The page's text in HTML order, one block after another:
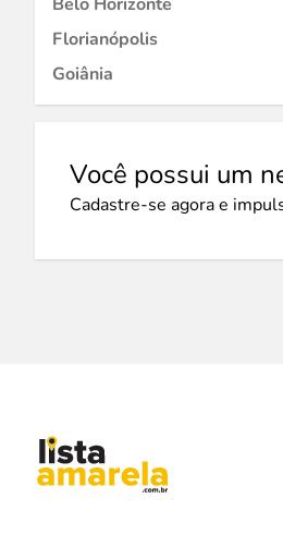
Florianópolis
Goiânia
Você possui um
Cadastre-se agora e